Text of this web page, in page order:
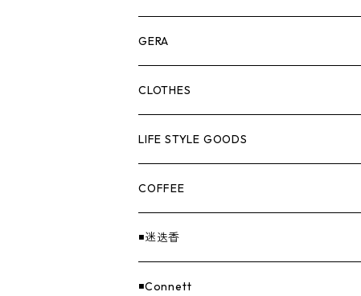
ASOMATOUS
HANGBURGER（ハングバーガー）
EX-GATE（エクスゲート）
COLLABORATION
UNITIUM.
THE UNFORM STORE オリジナル
GERA
ランタン＆ライト
クッカー＆カトラリー
バーナー
焚火
寝具
CLOTHES
TOPS
PANTS
CAP
GOODS
LIFE STYLE GOODS
ステッカー
COFFEE
◾️迷迭香
◾️Connett